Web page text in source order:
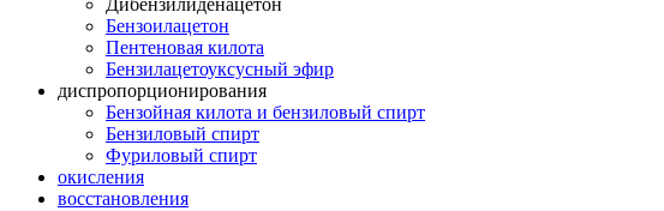
Дибензилиденацетон
Бензоилацетон
Пентеновая килота
Бензилацетоуксусный эфир
диспропорционирования
Бензойная килота и бензиловый спирт
Бензиловый спирт
Фуриловый спирт
окисления
восстановления